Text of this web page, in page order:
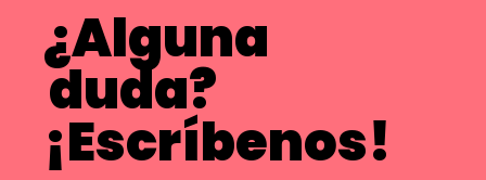
¿Alguna
duda?
¡Escríbenos!